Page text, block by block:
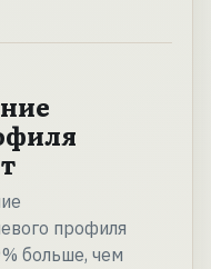
профиля
больше, чем